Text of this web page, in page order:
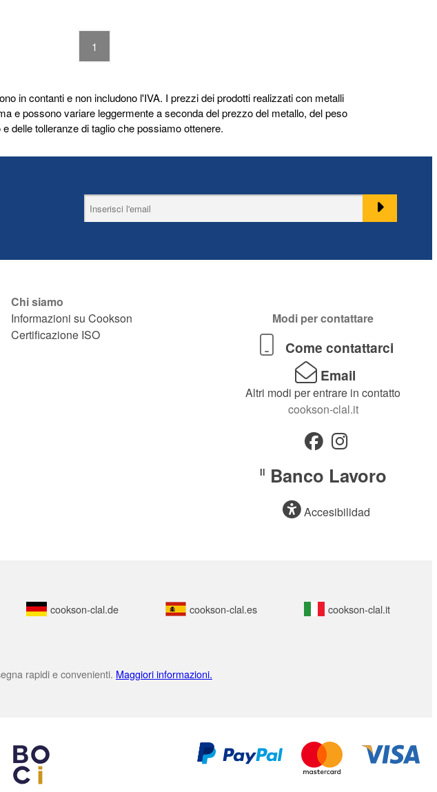
1
in contanti e non includono l'IVA. I prezzi dei prodotti realizzati con metalli
e possono variare leggermente a seconda del prezzo del metallo, del peso
e delle tolleranze di taglio che possiamo ottenere.
Modi per contattare
Come contattarci
Email
Altri modi per entrare in contatto
cookson-clal.it
Il Banco Lavoro
Accesibilidad
Chi siamo
Informazioni su Cookson
Certificazione ISO
cookson-clal.de cookson-clal.es cookson-clal.it
rapidi e convenienti. Maggiori informazioni.